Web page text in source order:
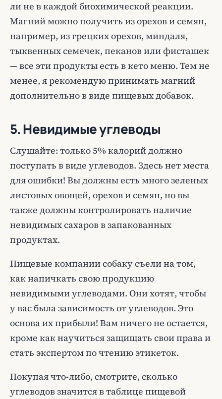
ли не в каждой биохимической реакции.
Магний можно получить из орехов и семян,
например, из грецких орехов, миндаля,
тыквенных семечек, пеканов или фисташек
— все эти продукты есть в кето меню. Тем не
менее, я рекомендую принимать магний
дополнительно в виде пищевых добавок.
5. Невидимые углеводы
Слушайте: только 5% калорий должно
поступать в виде углеводов. Здесь нет места
для ошибки! Вы должны есть много зеленых
листовых овощей, орехов и семян, но вы
также должны контролировать наличие
невидимых сахаров в запакованных
продуктах.
Пищевые компании собаку съели на том,
как напичкать свою продукцию
невидимыми углеводами. Они хотят, чтобы
у вас была зависимость от углеводов. Это
основа их прибыли! Вам ничего не остается,
кроме как научиться защищать свои права и
стать экспертом по чтению этикеток.
Покупая что-либо, смотрите, сколько
углеводов значится в таблице пищевой